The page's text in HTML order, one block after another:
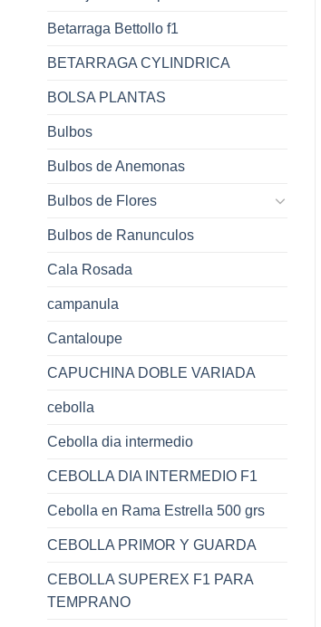
Betarraga Bettollo f1
BETARRAGA CYLINDRICA
BOLSA PLANTAS
Bulbos
Bulbos de Anemonas
Bulbos de Flores
Bulbos de Ranunculos
Cala Rosada
campanula
Cantaloupe
CAPUCHINA DOBLE VARIADA
cebolla
Cebolla dia intermedio
CEBOLLA DIA INTERMEDIO F1
Cebolla en Rama Estrella 500 grs
CEBOLLA PRIMOR Y GUARDA
CEBOLLA SUPEREX F1 PARA
TEMPRANO
Hib. Boro
Rango
precios:
desde
hasta
$8.800 - $44.800
precios:
desde
hasta
$44.800